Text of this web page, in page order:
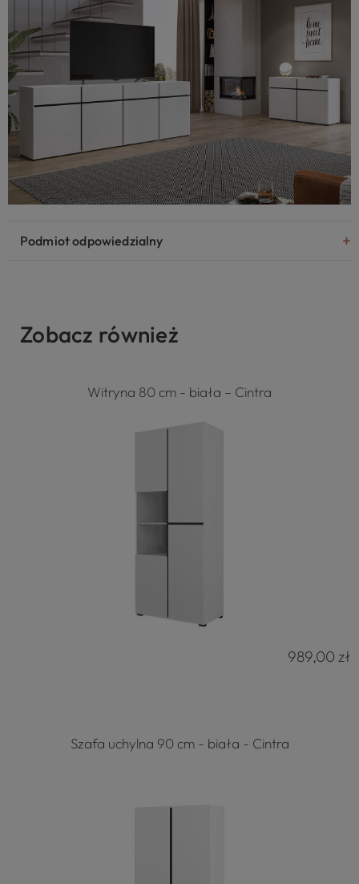
Podmiot odpowiedzialny
Zobacz również
Witryna 80 cm - biała – Cintra
989,00 zł
Szafa uchylna 90 cm - biała - Cintra